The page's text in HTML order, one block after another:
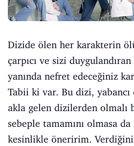
Dizide ölen her karakterin
çarpıcı ve sizi
yanında nefret edeceğiniz
Tabii ki var. Bu dizi,
akla gelen dizilerden olmalı
sebeple tamamını olmasa
kesinlikle öneririm.